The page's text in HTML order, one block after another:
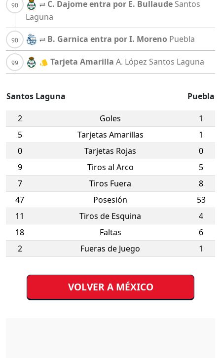
C. Dajome entra por E. Bullaude Santos
Laguna
B. Garnica entra por I. Moreno Puebla
Tarjeta Amarilla A. López Santos Laguna
Santos Laguna Puebla
2 Goles
1
5
Tarjetas Amarillas
1
0
Tarjetas Rojas
0
9
Tiros al Arco
5
7
Tiros Fuera
8
47
Posesión
53
11
Tiros de Esquina
4
18
Faltas
6
2
Fueras de Juego 1
VOLVER A MÉXICO